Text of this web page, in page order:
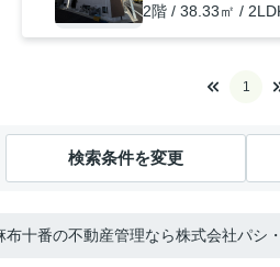
2階 / 38.33㎡ /
1
検索条件を変更
布十番の不動産管理なら株式会社パシ